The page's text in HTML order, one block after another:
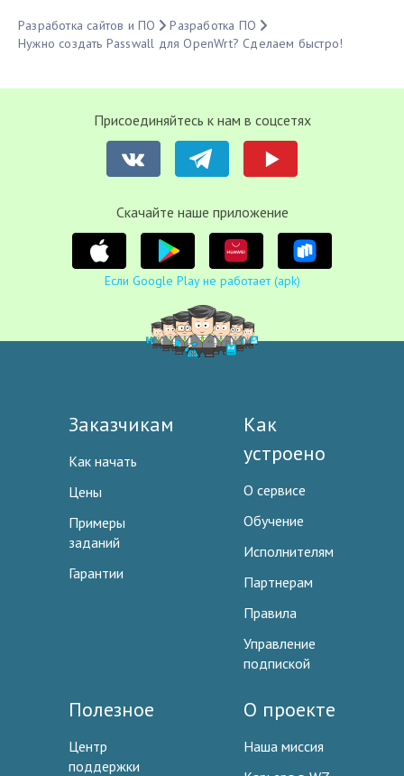
Разработка сайтов и ПО
Разработка ПО
Нужно создать Passwall для OpenWrt? Сделаем быстро!
Присоединяйтесь к нам в соцсетях
Cкачайте наше приложение
Если Google Play не работает (apk)
Заказчикам
Как начать
Цены
Примеры
заданий
Гарантии
Как
устроено
О сервисе
Обучение
Исполнителям
Партнерам
Правила
Управление
подпиской
Полезное
Центр
поддержки
О проекте
Наша миссия